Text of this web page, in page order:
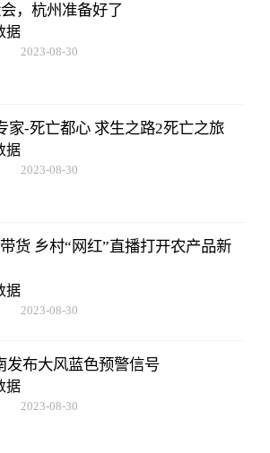
，杭州准备好了
据
2023-08-30
家-死亡都心 求生之路2死亡之旅
据
2023-08-30
货 乡村“网红”直播打开农产品新
据
2023-08-30
发布大风蓝色预警信号
据
2023-08-30